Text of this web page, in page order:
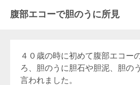
腹部エコーで胆のうに所見
４０歳の時に初めて腹部エコー
ろ、胆のうに胆石や胆泥、胆の
言われました。